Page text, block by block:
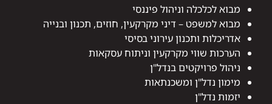
מבוא לכלכלה וניהול פיננסי
מבוא למשפט – דיני מקרקעין, חוזים, תכנון ובנייה
אדריכלות ותכנון עירוני בסיסי
הערכות שווי מקרקעין וניתוח עסקאות
ניהול פרויקטים בנדל"ן
מימון נדל"ן ומשכנתאות
יזמות נדל"ן